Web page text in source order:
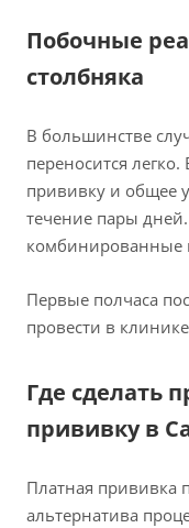
Побочные
столбняка
В большинстве
переносится
прививку и общее
течение пары
комбинированные
Первые полчаса
провести в
Где сделать
прививку в
Платная прививка
альтернатива